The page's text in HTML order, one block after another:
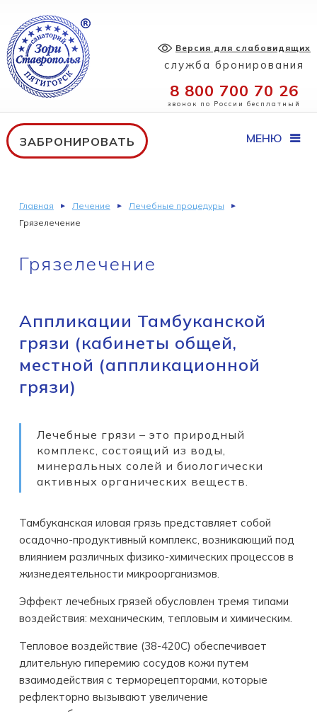
Версия для слабовидящих
служба бронирования
8 800 700 70 26
звонок по России бесплатный
ЗАБРОНИРОВАТЬ МЕНЮ
Главная Лечение
Лечебные процедуры
Грязелечение
Грязелечение
Аппликации Тамбуканской
грязи (кабинеты общей,
местной (аппликационной
грязи)
Лечебные грязи – это природный
комплекс, состоящий из воды,
минеральных солей и биологически
активных органических веществ.
Тамбуканская иловая грязь представляет собой
осадочно-продуктивный комплекс, возникающий под
влиянием различных физико-химических процессов в
жизнедеятельности микроорганизмов.
Эффект лечебных грязей обусловлен тремя типами
воздействия: механическим, тепловым и химическим.
Тепловое воздействие (38-420С) обеспечивает
длительную гиперемию сосудов кожи путем
взаимодействия с терморецепторами, которые
рефлекторно вызывают увеличение